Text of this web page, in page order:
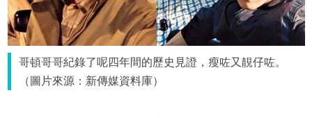
哥頓哥哥紀錄了呢四年間的歷史見證，瘦咗又靚仔咗。
（圖片來源：新傳媒資料庫）